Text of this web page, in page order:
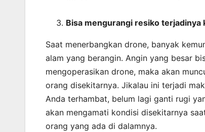
Bisa mengurangi resiko terjadinya
Saat menerbangkan drone, banyak
alam yang berangin. Angin yang besar
mengoperasikan drone, maka akan
orang disekitarnya. Jikalau ini terjadi
Anda terhambat, belum lagi ganti rugi
akan mengamati kondisi disekitarnya
orang yang ada di dalamnya.